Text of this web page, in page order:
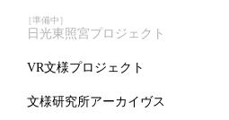
［準備中］
日光東照宮プロジェクト
VR文様プロジェクト
文様研究所アーカイヴス